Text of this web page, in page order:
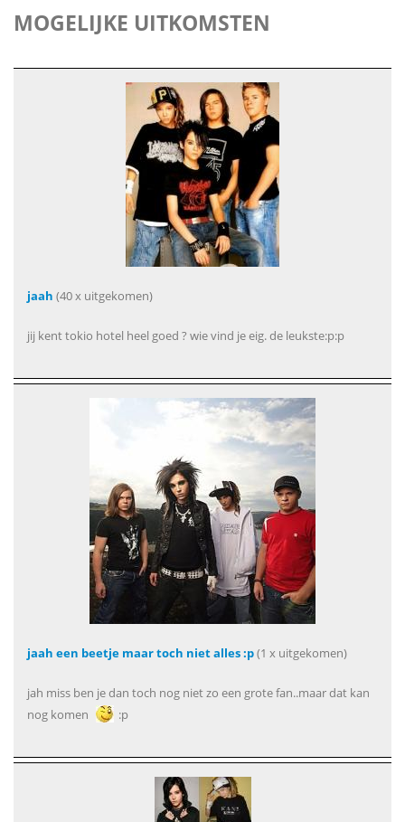
MOGELIJKE UITKOMSTEN
jaah (40 x uitgekomen)
jij kent tokio hotel heel goed ? wie vind je eig. de leukste:p:p
jaah een beetje maar toch niet alles :p(1 x uitgekomen)
jah miss ben je dan toch nog niet zo een grote fan..maar dat kan
nog komen
:p